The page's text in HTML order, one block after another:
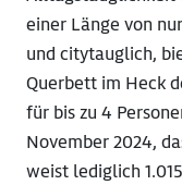
einer Länge von
und citytauglich,
Querbett im Heck
für bis zu 4
November 2024,
weist lediglich